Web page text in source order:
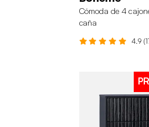
Cómoda de 4
caña
4.9